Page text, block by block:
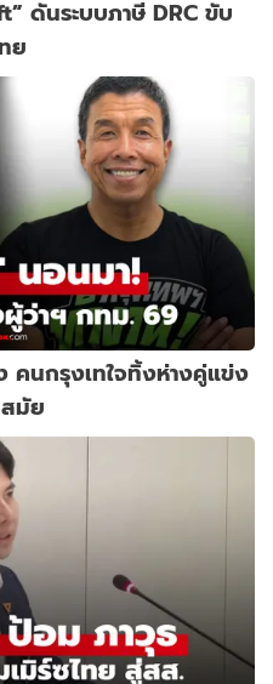
ดันระบบภาษี DRC ขับ
ย
คนกรุงเทใจทิ้งห่างคู่แข่ง
มัย